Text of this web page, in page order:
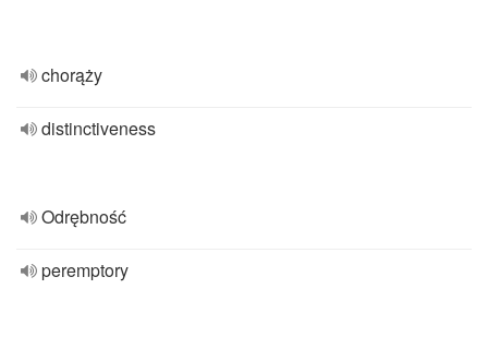
chorąży
distinctiveness
Odrębność
peremptory